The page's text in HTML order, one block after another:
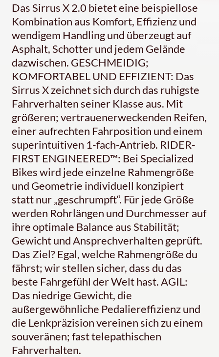
Das Sirrus X 2.0 bietet eine beispiellose
Kombination aus Komfort, Effizienz und
wendigem Handling und überzeugt auf
Asphalt, Schotter und jedem Gelände
dazwischen. GESCHMEIDIG;
KOMFORTABEL UND EFFIZIENT: Das
Sirrus X zeichnet sich durch das ruhigste
Fahrverhalten seiner Klasse aus. Mit
größeren; vertrauenerweckenden Reifen,
einer aufrechten Fahrposition und einem
superintuitiven 1-fach-Antrieb. RIDER-
FIRST ENGINEERED™: Bei Specialized
Bikes wird jede einzelne Rahmengröße
und Geometrie individuell konzipiert
statt nur „geschrumpft“. Für jede Größe
werden Rohrlängen und Durchmesser auf
ihre optimale Balance aus Stabilität;
Gewicht und Ansprechverhalten geprüft.
Das Ziel? Egal, welche Rahmengröße du
fährst; wir stellen sicher, dass du das
beste Fahrgefühl der Welt hast. AGIL:
Das niedrige Gewicht, die
außergewöhnliche Pedaliereffizienz und
die Lenkpräzision vereinen sich zu einem
souveränen; fast telepathischen
Fahrverhalten.